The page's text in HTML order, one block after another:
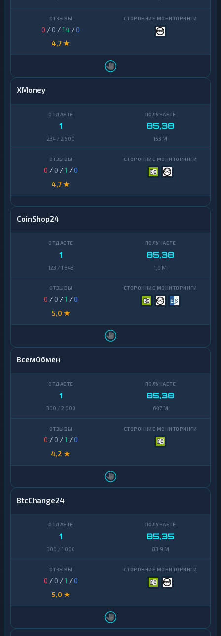
0 / 0 /14 /0
4,7 ★
XMoney
1
234 / 2 500
85,38
153 M
0 / 0 /1 /0
4,7 ★
CoinShop24
1
123 / 1 843
85,38
1,9 M
0 / 0 /1 /0
5,0 ★
ВсемОбмен
1
300 / 2 000
85,38
647 M
0 / 0 /1 /0
4,2 ★
BtcChange24
1
300 / 1 000
85,35
83,9 M
0 / 0 /1 /0
5,0 ★